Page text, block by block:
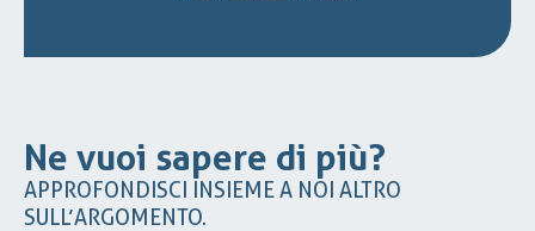
Ne vuoi sapere di più?
APPROFONDISCI INSIEME A NOI ALTRO
SULL’ARGOMENTO.